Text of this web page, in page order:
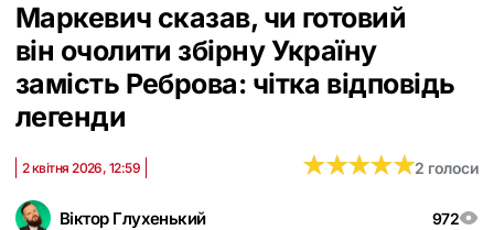
Маркевич сказав, чи готовий
він очолити збірну Україну
замість Реброва: чітка відповідь
легенди
Віктор Глухенький 972
2 квітня 2026, 12:59 ★★★★★
★★★★★2 голоси